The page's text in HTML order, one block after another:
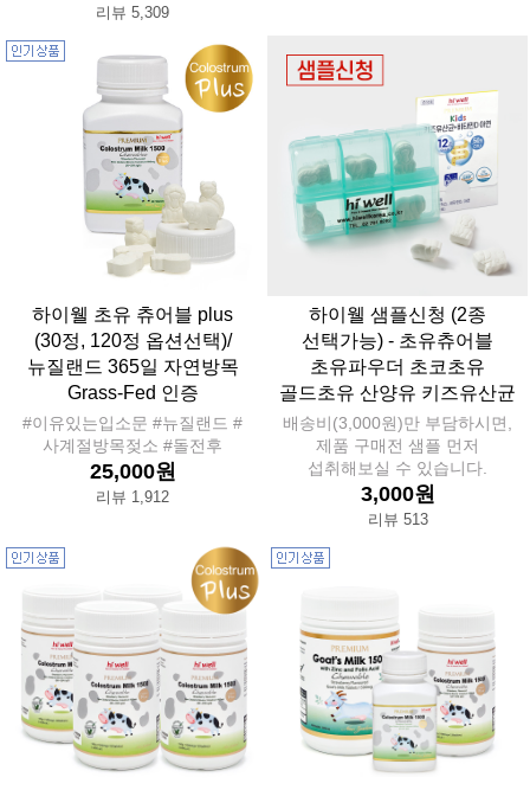
리뷰 5,309
하이웰 초유 츄어블 plus
(30정, 120정 옵션선택)/
뉴질랜드 365일 자연방목
Grass-Fed 인증
#이유있는입소문 #뉴질랜드 #
사계절방목젖소 #돌전후
25,000원
리뷰 1,912
하이웰 샘플신청 (2종
선택가능) - 초유츄어블
초유파우더 초코초유
골드초유 산양유 키즈유산균
배송비(3,000원)만 부담하시면,
제품 구매전 샘플 먼저
섭취해보실 수 있습니다.
3,000원
리뷰 513